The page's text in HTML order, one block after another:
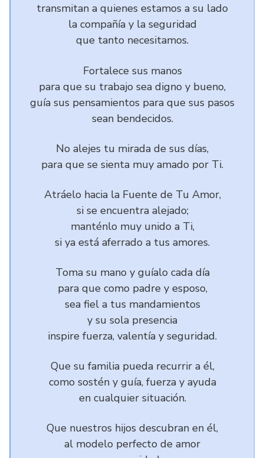
transmitan a quienes estamos a su lado
la compañía y la seguridad
que tanto necesitamos.
Fortalece sus manos
para que su trabajo sea digno y bueno,
guía sus pensamientos para que sus pasos
sean bendecidos.
No alejes tu mirada de sus días,
para que se sienta muy amado por Ti.
Atráelo hacia la Fuente de Tu Amor,
si se encuentra alejado;
manténlo muy unido a Ti,
si ya está aferrado a tus amores.
Toma su mano y guíalo cada día
para que como padre y esposo,
sea fiel a tus mandamientos
y su sola presencia
inspire fuerza, valentía y seguridad.
Que su familia pueda recurrir a él,
como sostén y guía, fuerza y ayuda
en cualquier situación.
Que nuestros hijos descubran en él,
al modelo perfecto de amor